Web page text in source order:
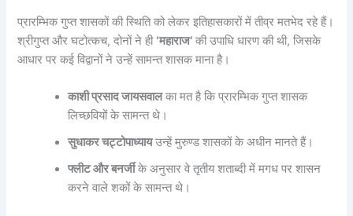
प्रारम्भिक गुप्त शासकों की स्थिति को लेकर इतिहासकारों में तीव्र मतभेद रहे हैं।
श्रीगुप्त और घटोत्कच, दोनों ने ही ‘महाराज’ की उपाधि धारण की थी, जिसके
आधार पर कई विद्वानों ने उन्हें सामन्त शासक माना है।
काशी प्रसाद जायसवालका मत है कि प्रारम्भिक गुप्त शासक
लिच्छवियों के सामन्त थे।
सुधाकर चट्टोपाध्यायउन्हें मुरुण्ड शासकों के अधीन मानते हैं।
फ्लीट और बनर्जीके अनुसार वे तृतीय शताब्दी में मगध पर शासन
करने वाले शकों के सामन्त थे।